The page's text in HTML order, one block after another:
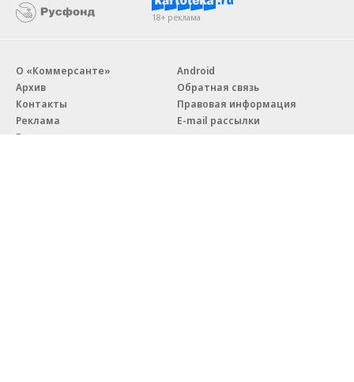
18+ реклама
О «Коммерсанте»
Архив
Контакты
Реклама
Вакансии
Android
Обратная связь
Правовая информация
E-mail рассылки